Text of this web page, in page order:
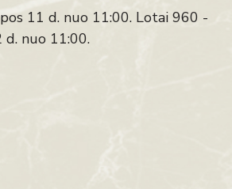
11 d. nuo 11:00. Lotai 960 -
nuo 11:00.